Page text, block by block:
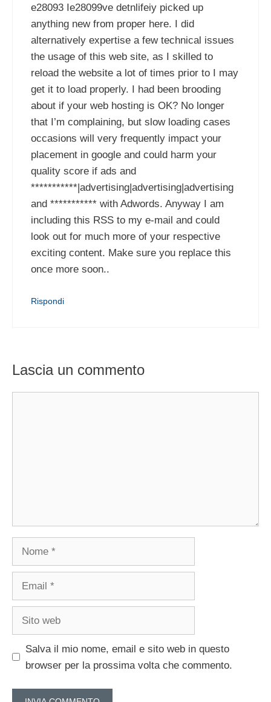
e28093 Ie28099ve detnlifeiy picked up
anything new from proper here. I did
alternatively expertise a few technical issues
the usage of this web site, as I skilled to
reload the website a lot of times prior to I may
get it to load properly. I had been brooding
about if your web hosting is OK? No longer
that I’m complaining, but slow loading cases
occasions will very frequently impact your
placement in google and could harm your
quality score if ads and
***********|advertising|advertising|advertising
and *********** with Adwords. Anyway I am
including this RSS to my e-mail and could
look out for much more of your respective
exciting content. Make sure you replace this
once more soon..
Rispondi
Lascia un commento
Salva il mio nome, email e sito web in questo
browser per la prossima volta che commento.